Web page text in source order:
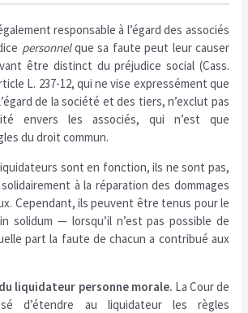
responsable à l’égard des associés
personnelque sa faute peut leur causer
être distinct du préjudice social (Cass.
L. 237-12, qui ne vise expressément que
de la société et des tiers, n’exclut pas
envers les associés, qui n’est que
du droit commun.
sont en fonction, ils ne sont pas,
à la réparation des dommages
Cependant, ils peuvent être tenus pour le
solidum — lorsqu’il n’est pas possible de
part la faute de chacun a contribué aux
liquidateur personne morale. La Cour de
d’étendre au liquidateur les règles